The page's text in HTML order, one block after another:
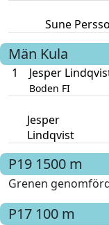
Sune
Män Kula
1
Jesper
Boden FI
Jesper
Lindqvist
P19 1500 m
Grenen
P17 100 m